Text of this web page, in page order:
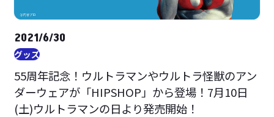
2021/6/30
グッズ
55周年記念！ウルトラマンやウルトラ怪獣のアン
ダーウェアが「HIPSHOP」から登場！7月10日
(土)ウルトラマンの日より発売開始！